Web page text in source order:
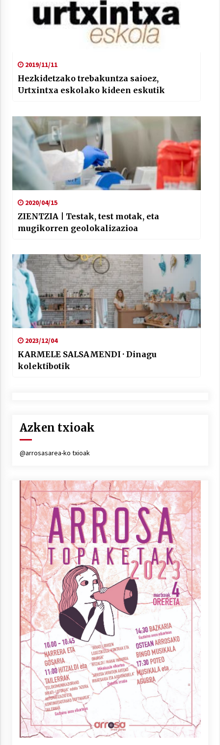
2019/11/11
Hezkidetzako trebakuntza saioez,
Urtxintxa eskolako kideen eskutik
2020/04/15
ZIENTZIA | Testak, test motak, eta
mugikorren geolokalizazioa
2023/12/04
KARMELE SALSAMENDI · Dinagu
kolektibotik
Azken txioak
@arrosasarea-ko txioak